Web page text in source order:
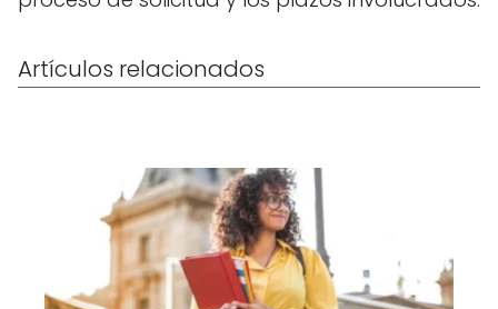
Artículos relacionados